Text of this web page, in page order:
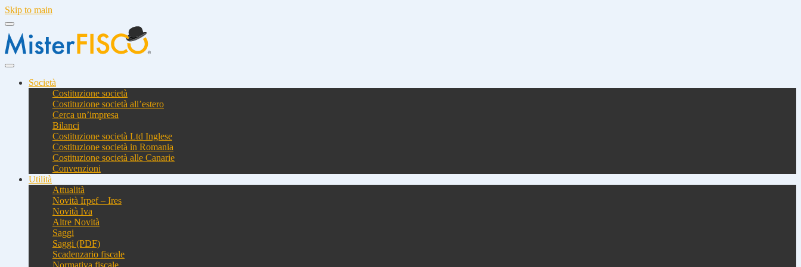
Skip to main
Società
Costituzione società
Costituzione società all’estero
Cerca un’impresa
Bilanci
Costituzione società Ltd Inglese
Costituzione società in Romania
Costituzione società alle Canarie
Convenzioni
Utilità
Attualità
Novità Irpef – Ires
Novità Iva
Altre Novità
Saggi
Saggi (PDF)
Scadenzario fiscale
Normativa fiscale